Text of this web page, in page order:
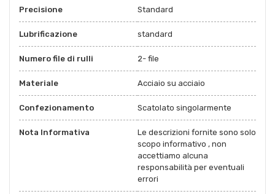
Precisione Standard
Lubrificazione standard
Numero file di rulli 2- file
Materiale Acciaio su acciaio
Confezionamento Scatolato singolarmente
Nota Informativa
Le descrizioni fornite sono solo
scopo informativo , non
accettiamo alcuna
responsabilità per eventuali
errori